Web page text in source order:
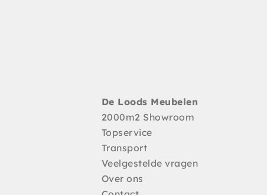
De Loods Meubelen
2000m2 Showroom
Topservice
Transport
Veelgestelde vragen
Over ons